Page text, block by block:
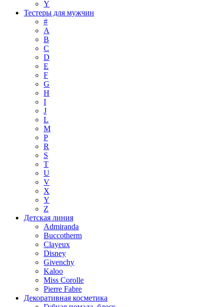
Y
Тестеры для мужчин
#
A
B
C
D
E
F
G
H
I
J
L
M
P
R
S
T
U
V
X
Y
Z
Детская линия
Admiranda
Buccotherm
Clayeux
Disney
Givenchy
Kaloo
Miss Corolle
Pierre Fabre
Декоративная косметика